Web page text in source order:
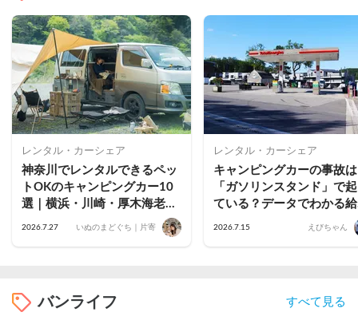
レンタル・カーシェア
神奈川でレンタルできるペッ
トOKのキャンピングカー10
選｜横浜・川崎・厚木海老
名・藤沢茅ヶ崎・小田原・鎌
2026.7.27 いぬのまどぐち｜片寄
レンタル・カーシェア
キャンピングカーの事故は
「ガソリンスタンド」で
ている？データでわかる
時の落とし穴と予防策
2026.7.15 えびちゃん
バンライフ すべて見る